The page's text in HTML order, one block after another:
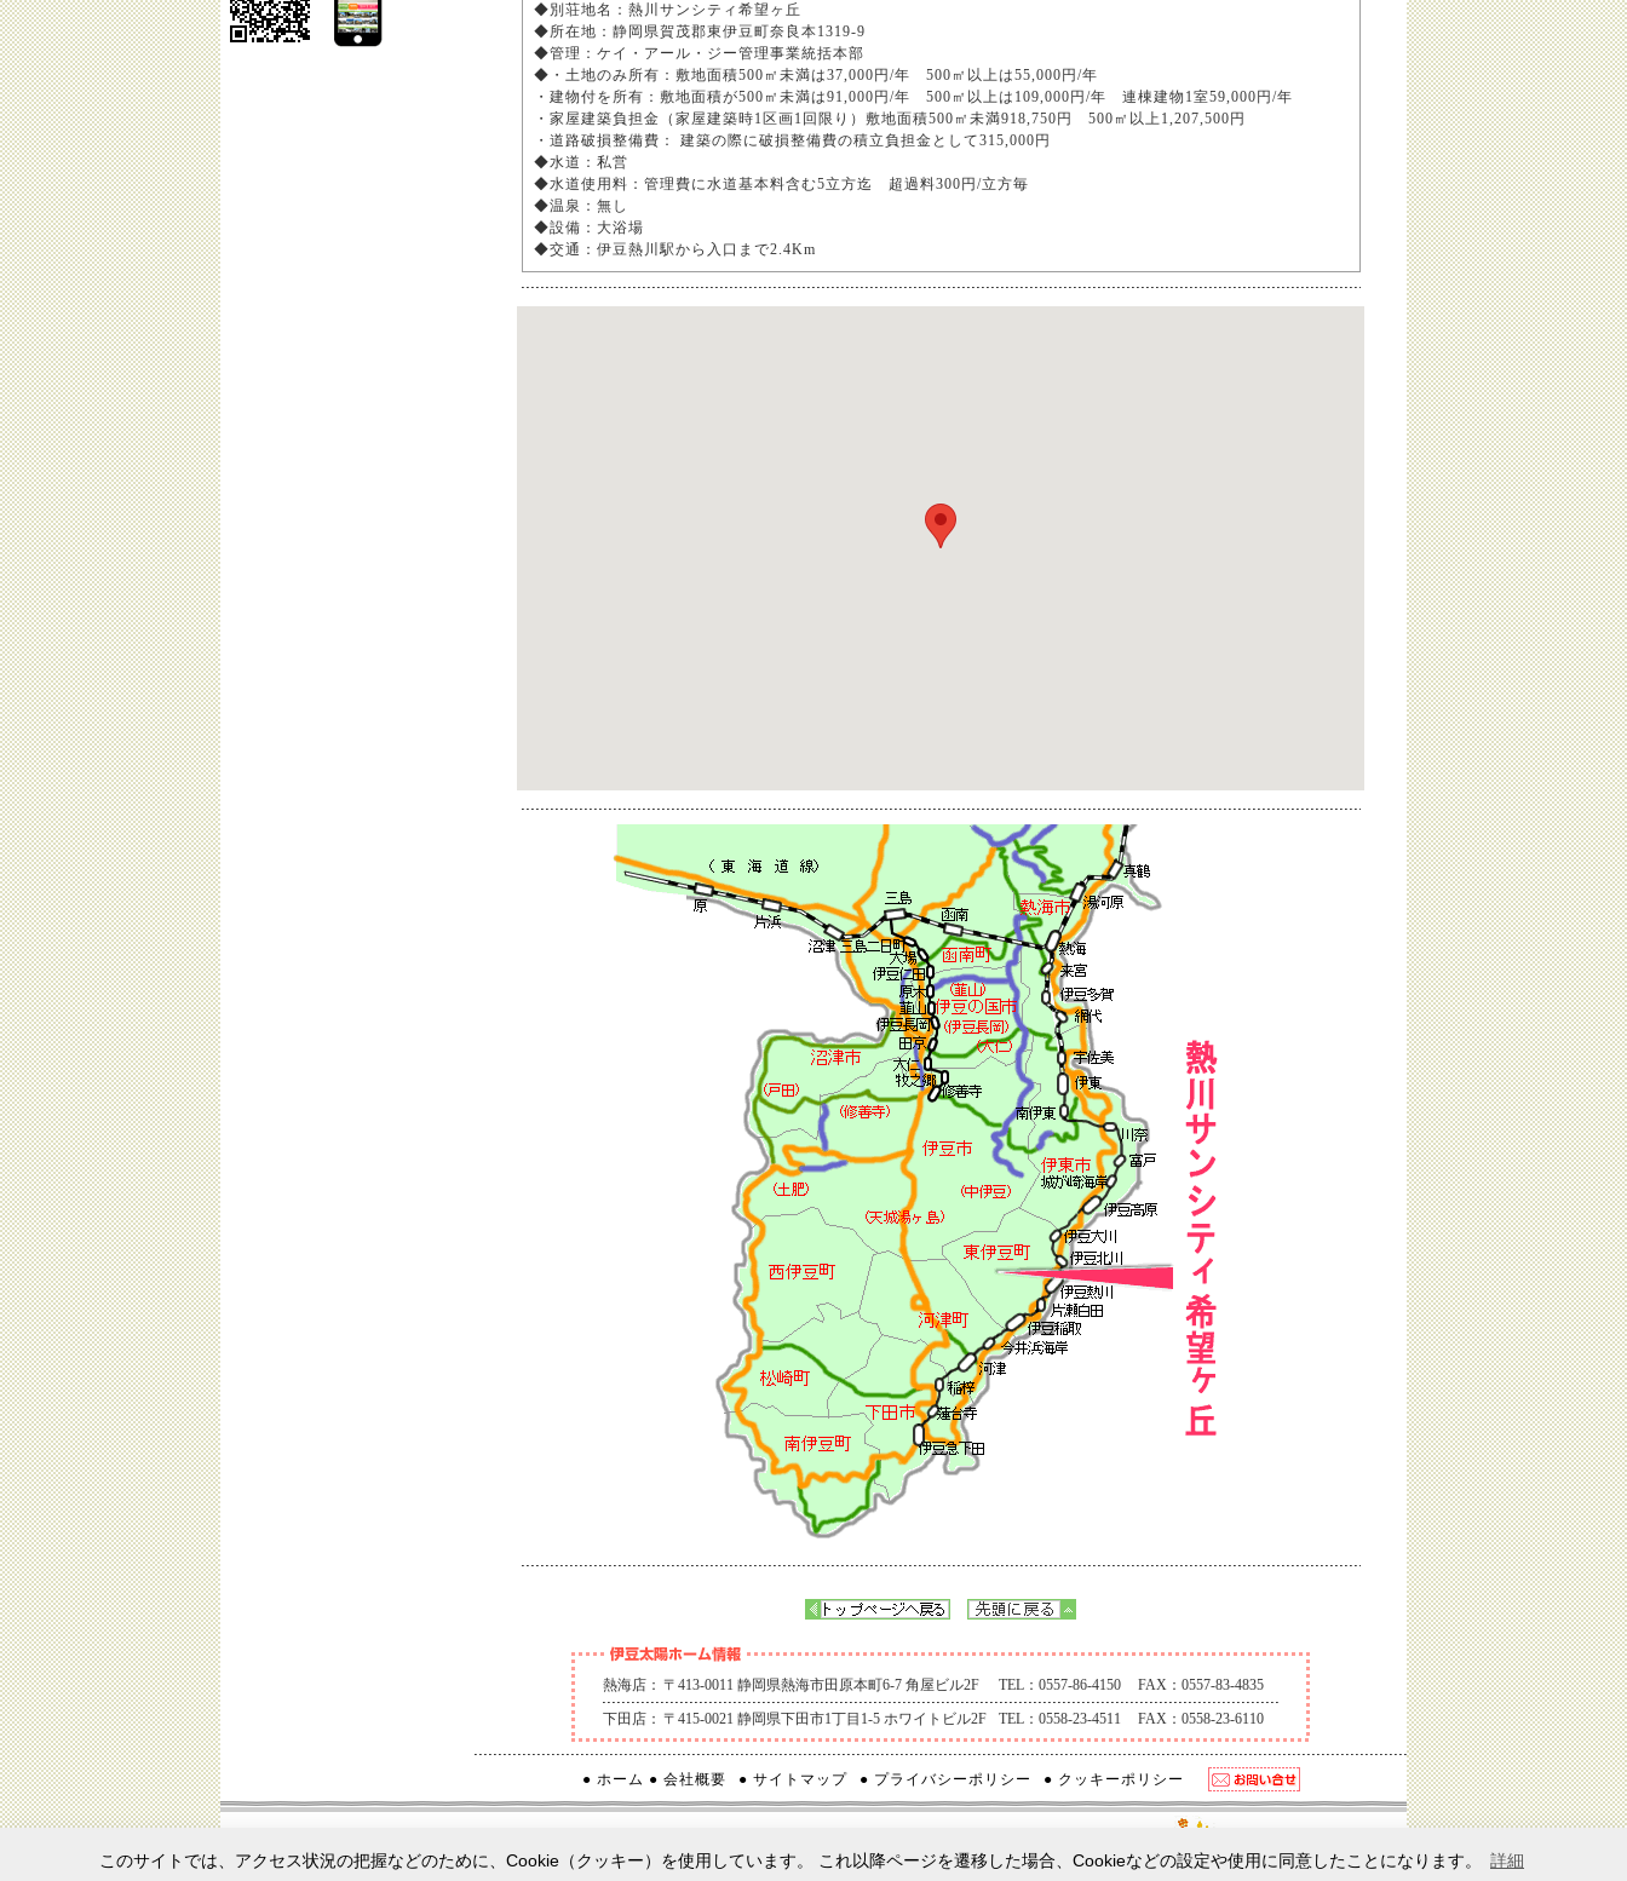
このサイトでは、アクセス状況の把握などのために、Cookie（クッキー）を使用しています。 これ以降ページを遷移した場合、Cookieなどの設定や使用に同意したことになります。 詳細
◆別荘地名：熱川サンシティ希望ヶ丘
◆所在地：静岡県賀茂郡東伊豆町奈良本1319-9
◆管理：ケイ・アール・ジー管理事業統括本部
◆・土地のみ所有：敷地面積500㎡未満は37,000円/年 500㎡以上は55,000円/年
・建物付を所有：敷地面積が500㎡未満は91,000円/年 500㎡以上は109,000円/年 連棟建物1室59,000円/年
・家屋建築負担金（家屋建築時1区画1回限り）敷地面積500㎡未満918,750円 500㎡以上1,207,500円
・道路破損整備費： 建築の際に破損整備費の積立負担金として315,000円
◆水道：私営
◆水道使用料：管理費に水道基本料含む5立方迄 超過料300円/立方毎
◆温泉：無し
◆設備：大浴場
◆交通：伊豆熱川駅から入口まで2.4Km
熱海店： 〒413-0011 静岡県熱海市田原本町6-7 角屋ビル2F TEL：0557-86-4150
FAX：0557-83-4835
下田店： 〒415-0021 静岡県下田市1丁目1-5 ホワイトビル2F TEL：0558-23-4511 FAX：0558-23-6110
● ホーム ● 会社概要 ● サイトマップ ● プライバシーポリシー ● クッキーポリシー
(C) Copyrights 2026 Izu Taiyo home Co., Ltd.